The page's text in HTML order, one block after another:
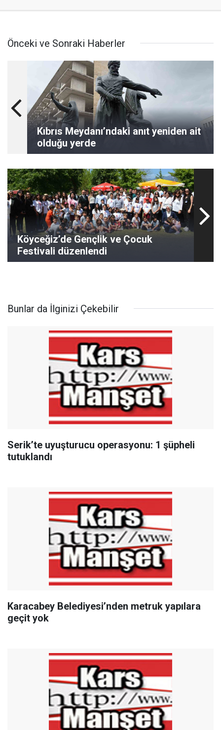
Önceki ve Sonraki Haberler
Kıbrıs Meydanı’ndaki anıt yeniden ait
olduğu yerde
Köyceğiz’de Gençlik ve Çocuk
Festivali düzenlendi
Bunlar da İlginizi Çekebilir
Serik’te uyuşturucu operasyonu: 1 şüpheli
tutuklandı
Karacabey Belediyesi’nden metruk yapılara
geçit yok